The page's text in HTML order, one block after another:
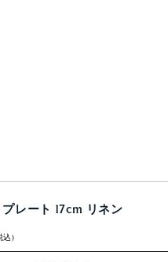
レート 17cm リネン
込)